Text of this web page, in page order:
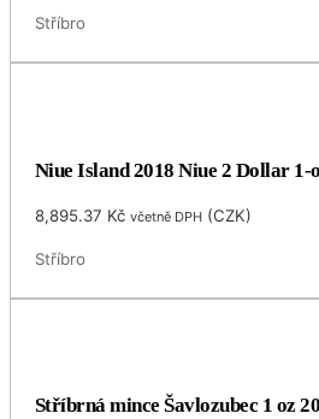
Stříbro
Niue Island 2018 Niue 2 Dollar
8,895.37 Kč včetně DPH(CZK)
Stříbro
Stříbrná mince Šavlozubec 1 oz